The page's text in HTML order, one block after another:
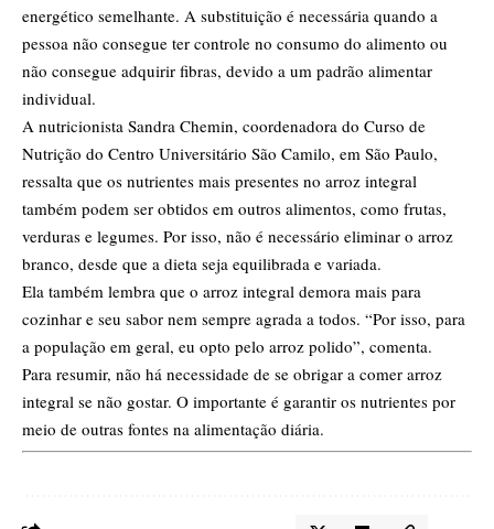
energético semelhante. A substituição é necessária quando a
pessoa não consegue ter controle no consumo do alimento ou
não consegue adquirir fibras, devido a um padrão alimentar
individual.
A nutricionista Sandra Chemin, coordenadora do Curso de
Nutrição do Centro Universitário São Camilo, em São Paulo,
ressalta que os nutrientes mais presentes no arroz integral
também podem ser obtidos em outros alimentos, como frutas,
verduras e legumes. Por isso, não é necessário eliminar o arroz
branco, desde que a dieta seja equilibrada e variada.
Ela também lembra que o arroz integral demora mais para
cozinhar e seu sabor nem sempre agrada a todos. “Por isso, para
a população em geral, eu opto pelo arroz polido”, comenta.
Para resumir, não há necessidade de se obrigar a comer arroz
integral se não gostar. O importante é garantir os nutrientes por
meio de outras fontes na alimentação diária.